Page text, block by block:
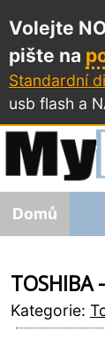
Volejte
pište na
Standardní
usb flash a
Domů
TOSHIBA
Kategorie: